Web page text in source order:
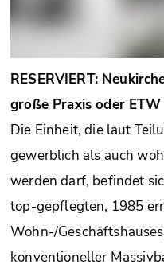
RESERVIERT:
große Praxis oder
Die Einheit, die laut
gewerblich als auch
werden darf, befindet
top-gepflegten, 1985
Wohn-/
konventioneller